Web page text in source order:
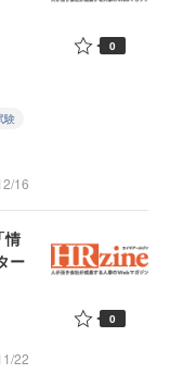
験
16
0
情
ー
22
0